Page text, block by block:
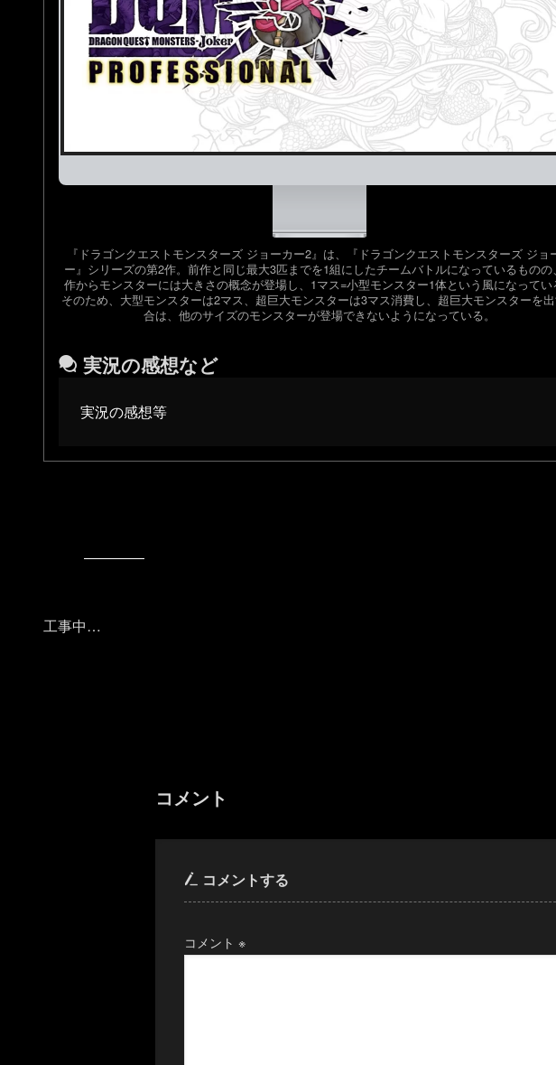
『ドラゴンクエストモンスターズ ジョーカー2』は、『ドラゴンクエストモンスターズ ジョ
ー』シリーズの第2作。前作と同じ最大3匹までを1組にしたチームバトルになっているものの
作からモンスターには大きさの概念が登場し、1マス=小型モンスター1体という風になってい
そのため、大型モンスターは2マス、超巨大モンスターは3マス消費し、超巨大モンスターを
合は、他のサイズのモンスターが登場できないようになっている。
実況の感想など
実況の感想等
工事中…
コメント
コメントする
コメント ※